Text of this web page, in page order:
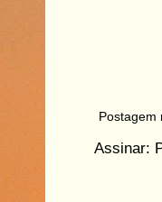
Postagem
Assinar: